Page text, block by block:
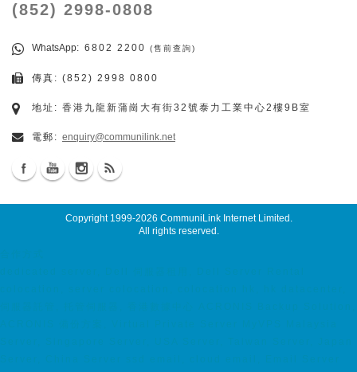
(852) 2998-0808
WhatsApp: 6802 2200 (售前查詢)
傳真: (852) 2998 0800
地址: 香港九龍新蒲崗大有街32號泰力工業中心2樓9B室
電郵: enquiry@communilink.net
Copyright 1999-2026 CommuniLink Internet Limited .
All rights reserved.